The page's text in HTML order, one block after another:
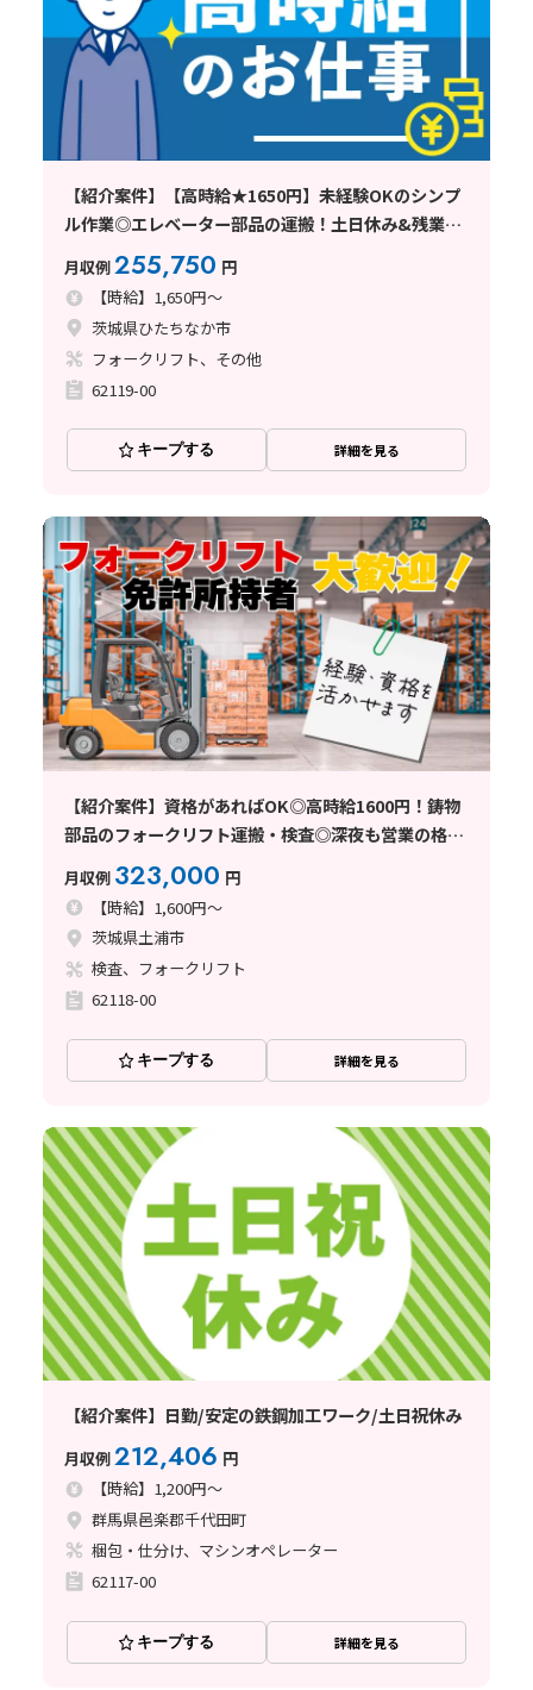
【紹介案件】【高時給★1650円】未経験OKのシンプ
ル作業◎エレベーター部品の運搬！土日休み&残業少
月収例255,750 円
【時給】1,650円～
茨城県ひたちなか市
フォークリフト、その他
62119-00
キープする 詳細を見る
【紹介案件】資格があればOK◎高時給1600円！鋳物
部品のフォークリフト運搬・検査◎深夜も営業の格安
食堂アリ☆土日休み＋長期休暇あり！
月収例 323,000 円
【時給】1,600円～
茨城県土浦市
検査、フォークリフト
62118-00
キープする 詳細を見る
【紹介案件】日勤/安定の鉄鋼加工ワーク/土日祝休み
月収例212,406 円
【時給】1,200円～
群馬県邑楽郡千代田町
梱包・仕分け、マシンオペレーター
62117-00
キープする 詳細を見る